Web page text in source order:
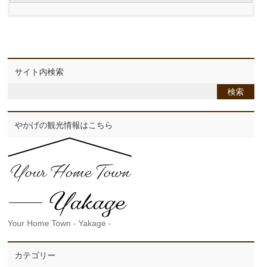
サイト内検索
やかげの観光情報はこちら
Your Home Town - Yakage -
カテゴリー